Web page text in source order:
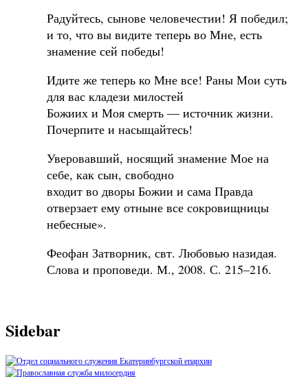
Радуйтесь, сынове человечестии! Я победил;
и то, что вы видите теперь во Мне, есть
знамение сей победы!
Идите же теперь ко Мне все! Раны Мои суть
для вас кладези милостей
Божиих и Моя смерть — источник жизни.
Почерпите и насыщайтесь!
Уверовавший, носящий знамение Мое на
себе, как сын, свободно
входит во дворы Божии и сама Правда
отверзает ему отныне все сокровищницы
небесные».
Феофан Затворник, свт. Любовью назидая.
Слова и проповеди. М., 2008. С. 215–216.
Sidebar